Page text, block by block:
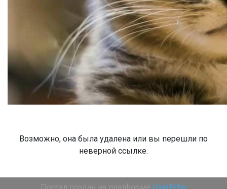
Возможно, она была удалена или вы перешли по
неверной ссылке.